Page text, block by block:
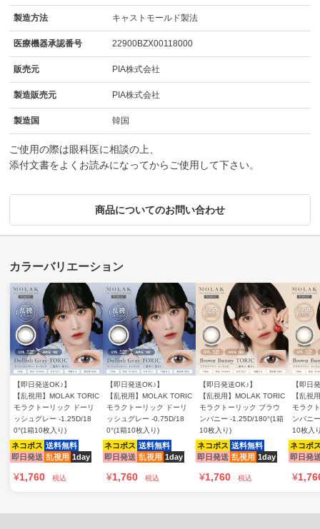
製造方法 キャストモールド製法
医療機器承認番号 22900BZX00118000
販売元 PIA株式会社
製造販売元 PIA株式会社
製造国 韓国
ご使用の際は眼科医に相談の上、
添付文書をよくお読みになってからご使用して下さい。
商品についてのお問い合わせ
【即日発送OK♪】
【乱視用】MOLAK TORIC
モラクトーリック ドーリ
ッシュグレー -1.25D/18
0°(1箱10枚入り)
ネコポス 送料無料
即日発送 乱視用 1day
¥1,760 税込
【即日発送OK♪】
【乱視用】MOLAK TORIC
モラクトーリック ドーリ
ッシュグレー -0.75D/18
0°(1箱10枚入り)
ネコポス 送料無料
即日発送 乱視用 1day
¥1,760 税込
【即日発送OK♪】
【乱視用】MOLAK TORIC
モラクトーリック ブラウ
ンバニー -1.25D/180°(1箱
10枚入り)
ネコポス 送料無料
即日発送 乱視用 1day
¥1,760 税込
【即日
【乱視
モラク
ンバニ
10枚入
ネコポ
即日発
¥